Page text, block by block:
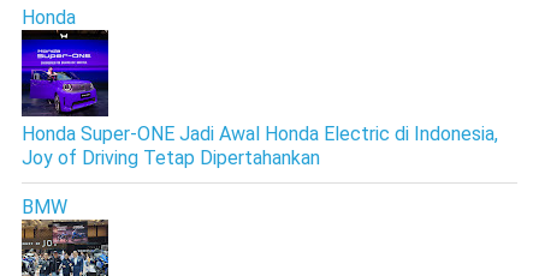
Honda
Honda Super-ONE Jadi Awal Honda Electric di Indonesia,
Joy of Driving Tetap Dipertahankan
BMW